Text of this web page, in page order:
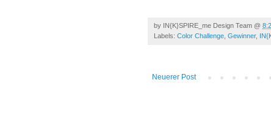
by IN{K}SPIRE_me Design Team @
Labels: Color Challenge Gewinner,
Neuerer Post